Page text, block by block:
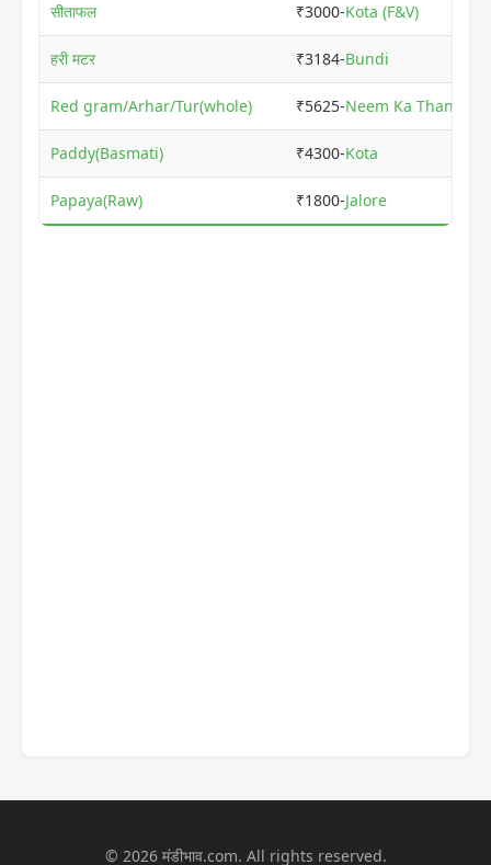
सीताफल ₹3000-Kota (F&V)
हरी मटर ₹3184-Bundi
Red gram/Arhar/Tur(whole) ₹5625-Neem Ka Thana
Paddy(Basmati) ₹4300-Kota
Papaya(Raw) ₹1800-Jalore
© 2026 मंडीभाव.com. All rights reserved.